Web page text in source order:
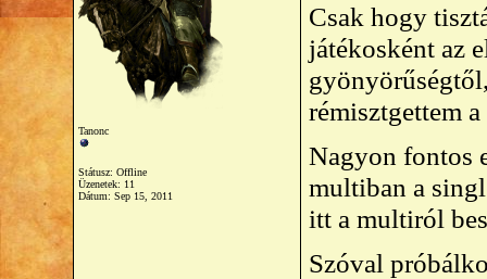
Tanonc
Státusz: Offline
Üzenetek: 11
Dátum: Sep 15, 2011
Csak hogy
játékosként az
rémisztgettem
Nagyon fontos
multiban a
itt a multiról
Szóval